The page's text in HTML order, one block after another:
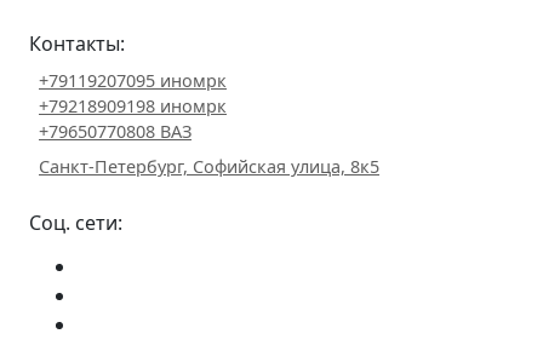
Контакты:
+79119207095 иномрк
+79218909198 иномрк
+79650770808 ВАЗ
Санкт-Петербург, Софийская улица, 8к5
Соц. сети: